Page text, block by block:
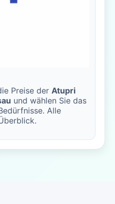
Preise der Atupri
und wählen Sie das
Alle